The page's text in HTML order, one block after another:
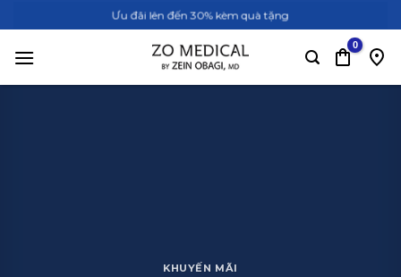
qua
nội
Ưu đãi lên đến 30% kèm quà tặng
KHUYẾN MÃI